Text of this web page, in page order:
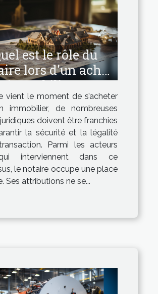
est le rôle du
lors d'un achat
immobilier ?
vient le moment de s’acheter
immobilier, de nombreuses
doivent être franchies
la sécurité et la légalité
Parmi les acteurs
interviennent dans ce
le notaire occupe une place
Ses attributions ne se...